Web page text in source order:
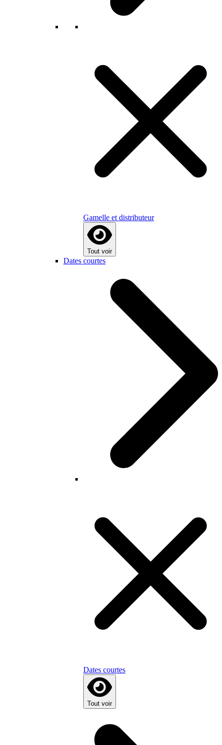
Gamelle et distributeur
Tout voir
Dates courtes
Dates courtes
Tout voir